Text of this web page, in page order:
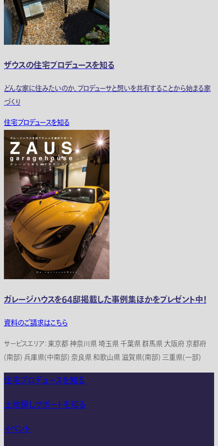
ザウスの住宅プロデュースを知る
どんな家に住みたいのか、プロデューサと想いを共有することから始まる家
づくり
住宅プロデュースを知る
ガレージハウスを64邸掲載した事例集ほかをプレゼント中！
資料のご請求はこちら
サービスエリア：東京都 神奈川県 埼玉県 千葉県 群馬県 大阪府 京都府
(南部) 兵庫県(中南部) 奈良県 和歌山県 滋賀県(南部) 三重県(一部)
住宅プロデュースを知る
土地探しサポートを知る
イベント